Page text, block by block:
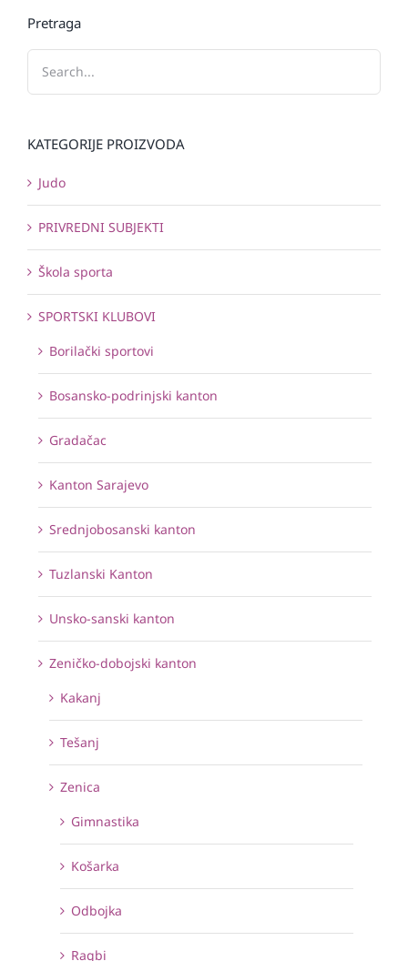
Pretraga
KATEGORIJE PROIZVODA
Judo
PRIVREDNI SUBJEKTI
Škola sporta
SPORTSKI KLUBOVI
Borilački sportovi
Bosansko-podrinjski kanton
Gradačac
Kanton Sarajevo
Srednjobosanski kanton
Tuzlanski Kanton
Unsko-sanski kanton
Zeničko-dobojski kanton
Kakanj
Tešanj
Zenica
Gimnastika
Košarka
Odbojka
Ragbi